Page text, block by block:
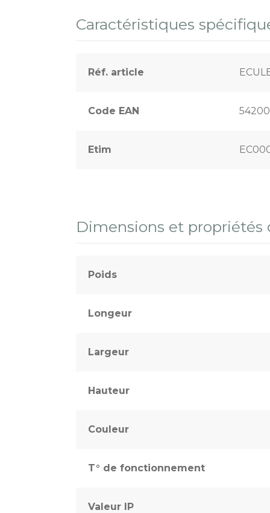
Caractéristiques
Réf. article
Code EAN
Etim
Dimensions et propriétés
Poids
Longeur
Largeur
Hauteur
Couleur
T° de fonctionnement
Valeur IP